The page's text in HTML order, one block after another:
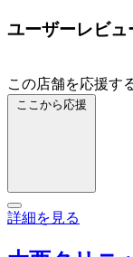
ユーザーレビュ
この店舗を応援す
ここから応援
詳細を見る